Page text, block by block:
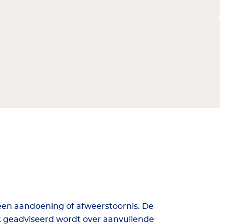
aandoening of afweerstoornis. De
wordt over aanvullende